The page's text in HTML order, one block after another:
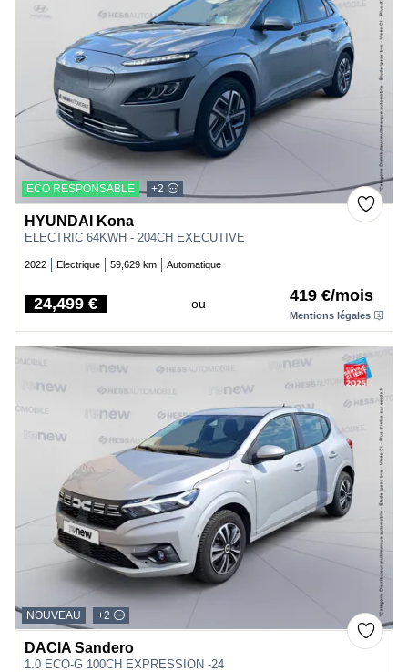
ECO RESPONSABLE +2
HYUNDAI Kona
ELECTRIC 64KWH - 204CH EXECUTIVE
2022 Electrique 59,629 km Automatique
Price
24,499 € ou 419 €/mois
Mentions légales
NOUVEAU +2
DACIA Sandero
1.0 ECO-G 100CH EXPRESSION -24